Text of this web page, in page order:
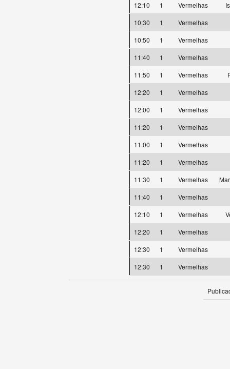
12:10
1 Vermelhas
10:30
1
Vermelhas
10:50
1
Vermelhas
11:40
1
Vermelhas
11:50
1 Vermelhas
12:20
1
Vermelhas
12:00
1
Vermelhas
11:20
1
Vermelhas
11:00
1
Vermelhas
11:20
1
Vermelhas
11:30
1 Vermelhas
11:40
1
Vermelhas
12:10
1 Vermelhas
12:20
1
Vermelhas
12:30
1
Vermelhas
12:30
1 Vermelhas